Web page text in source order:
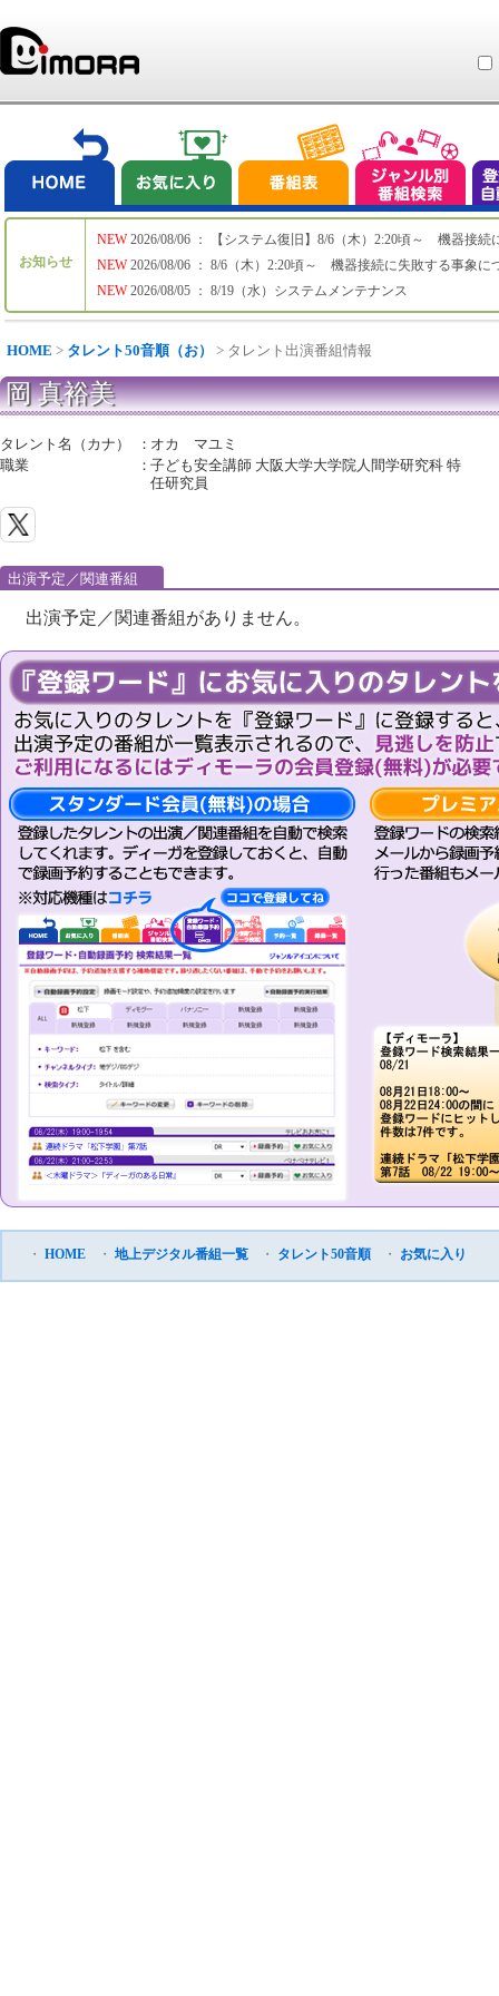
お知らせ
NEW
NEW
NEW
2026/08/06 ： 【システム復旧】8/6（木）2:20頃～ 機器接続
2026/08/06 ： 8/6（木）2:20頃～ 機器接続に失敗する事象に
2026/08/05 ： 8/19（水）システムメンテナンス
HOME > タレント50音順（お） > タレント出演番組情報
岡 真裕美
タレント名（カナ） ： オカ マユミ
職業
：子ども安全講師 大阪大学大学院人間学研究科 特
任研究員
出演予定／関連番組
出演予定／関連番組がありません。
・ HOME ・ 地上デジタル番組一覧 ・ タレント50音順 ・ お気に入り